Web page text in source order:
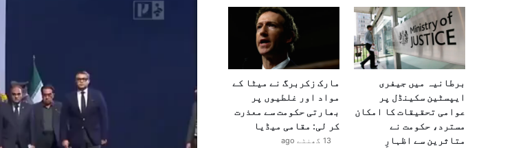
برطانیہ میں جیفری
ایپسٹین سکینڈل پر
عوامی تحقیقات کا امکان
مسترد، حکومت نے
متاثرین سے اظہارِ
مارک زکربرگ نے میٹا کے
مواد اور غلطیوں پر
بھارتی حکومت سے معذرت
کر لی: مقامی میڈیا
13 گھنٹے ago